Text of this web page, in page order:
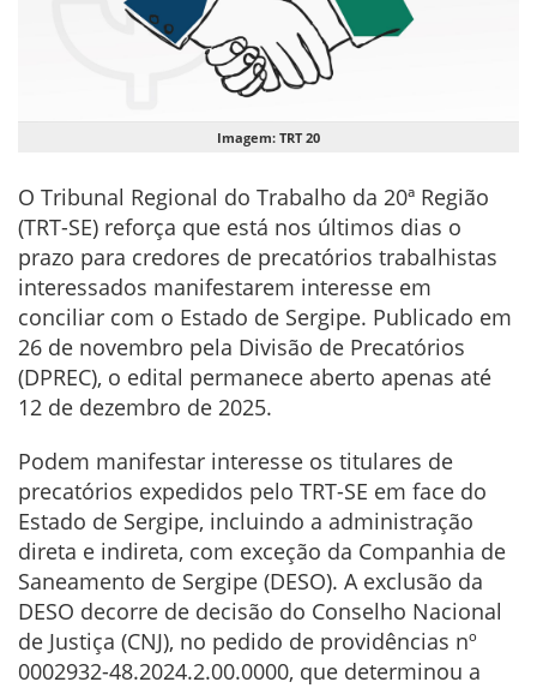
Imagem: TRT 20
O Tribunal Regional do Trabalho da 20ª Região
(TRT-SE) reforça que está nos últimos dias o
prazo para credores de precatórios trabalhistas
interessados manifestarem interesse em
conciliar com o Estado de Sergipe. Publicado em
26 de novembro pela Divisão de Precatórios
(DPREC), o edital permanece aberto apenas até
12 de dezembro de 2025.
Podem manifestar interesse os titulares de
precatórios expedidos pelo TRT-SE em face do
Estado de Sergipe, incluindo a administração
direta e indireta, com exceção da Companhia de
Saneamento de Sergipe (DESO). A exclusão da
DESO decorre de decisão do Conselho Nacional
de Justiça (CNJ), no pedido de providências nº
0002932-48.2024.2.00.0000, que determinou a